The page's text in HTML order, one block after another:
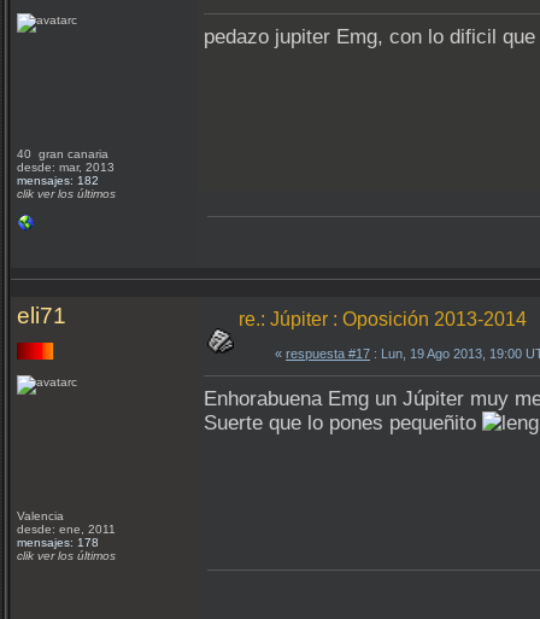
40 gran canaria
desde: mar, 2013
mensajes: 182
clik ver los últimos
pedazo jupiter Emg, con lo dificil
eli71
Valencia
desde: ene, 2011
mensajes: 178
clik ver los últimos
re.: Júpiter : Oposición 2013-2014
« respuesta #17 : Lun, 19 Ago 2013, 19:00
Enhorabuena Emg un Júpiter muy
Suerte que lo pones pequeñito